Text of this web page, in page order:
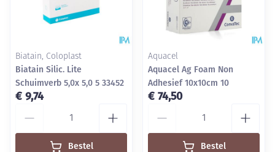
Biatain, Coloplast
Biatain Silic. Lite
Schuimverb 5,0x 5,0 5 33452
€ 9,74
Bestel
Aquacel
Aquacel Ag Foam Non
Adhesief 10x10cm 10
€ 74,50
Bestel